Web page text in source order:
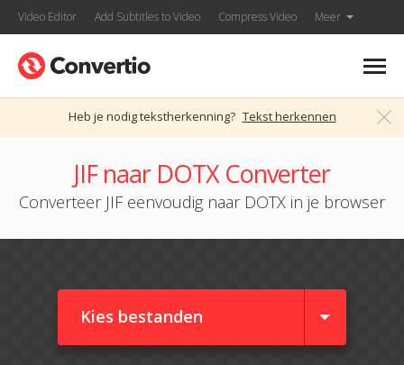
Video Editor Add Subtitles to Video Compress Video Meer
Heb je nodig tekstherkenning? Tekst herkennen
JIF naar DOTX Converter
Converteer JIF eenvoudig naar DOTX in je browser
Kies bestanden